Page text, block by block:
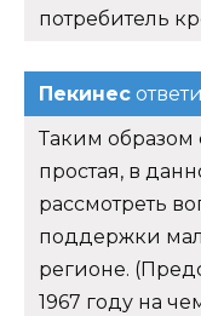
потребитель
Пекинес
Таким образом
простая, в
рассмотреть
поддержки
регионе.
1967 году на